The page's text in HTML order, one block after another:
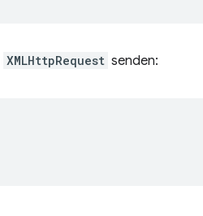
XMLHttpRequest senden: